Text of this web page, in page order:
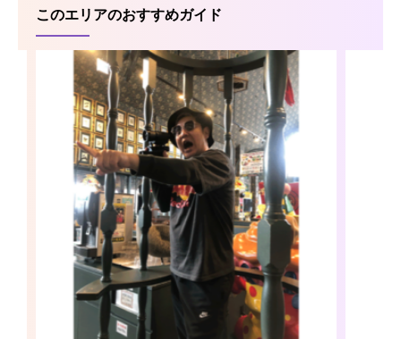
このエリアのおすすめガイド